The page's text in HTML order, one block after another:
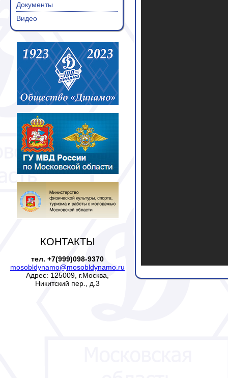
Документы
Видео
КОНТАКТЫ
тел. +7(999)098-9370
mosobldynamo@mosobldynamo.ru
Адрес: 125009, г.Москва,
Никитский пер., д.3